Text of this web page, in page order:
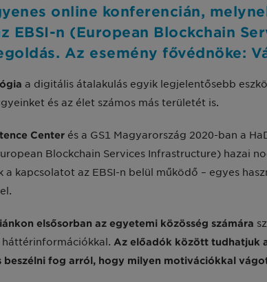
online konferencián,
EBSI-n (European Blockchain
Az esemény fővédnöke:
a digitális átalakulás egyik legjelentősebb
és az élet számos más területét is.
Center és a GS1 Magyarország 2020-ban a
Blockchain Services Infrastructure) hazai
a kapcsolatot az EBSI-n belül működő – egyes
elsősorban az egyetemi közösség számára
Az előadók között tudhatjuk
beszélni fog arról, hogy milyen motivációkkal